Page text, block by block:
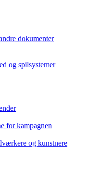
dokumenter
og spilsystemer
for kampagnen
og kunstnere